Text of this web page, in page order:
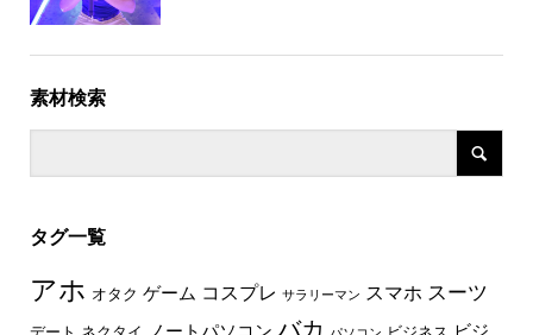
素材検索
タグ一覧
アホ オタク ゲーム コスプレ サラリーマン スマホ スーツ
バカ